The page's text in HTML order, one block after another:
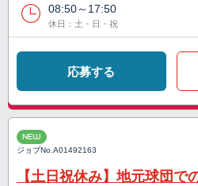
08:50～17:50
休日：土・日・祝
応募する
NEW
ジョブNo.A01492163
【土日祝休み】地元球団で